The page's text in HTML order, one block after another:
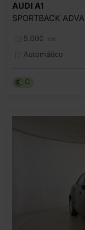
AUDI A1
5.000 km
Automático
C